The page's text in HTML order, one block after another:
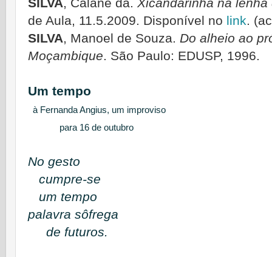
SILVA, Calane da. Xicandarinha na
de Aula, 11.5.2009. Disponível no link.
SILVA, Manoel de Souza. Do alheio ao
Moçambique. São Paulo: EDUSP, 1996.
Um tempo
à Fernanda Angius, um improviso
para 16 de outubro
No gesto
cumpre-se
um tempo
palavra sôfrega
de futuros.